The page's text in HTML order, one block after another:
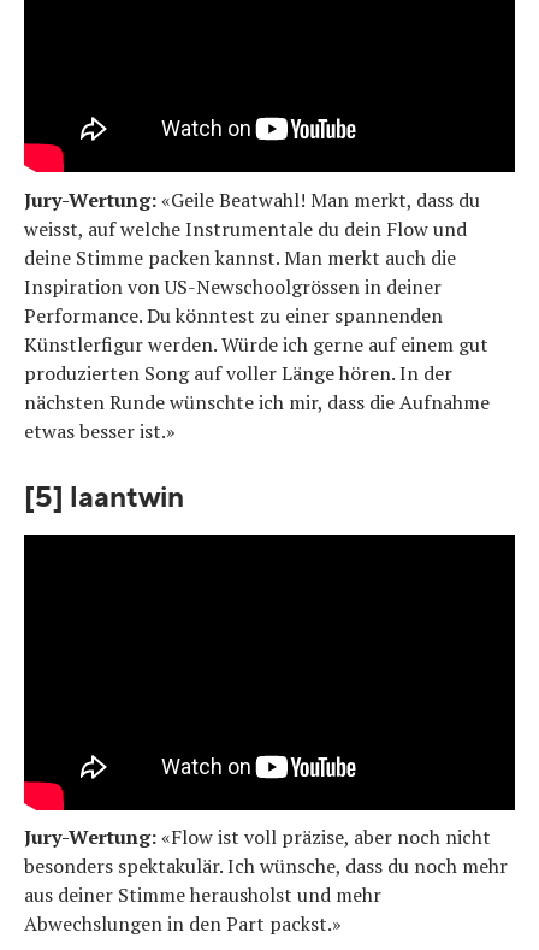
Jury-Wertung:«Geile Beatwahl! Man merkt, dass du
weisst, auf welche Instrumentale du dein Flow und
deine Stimme packen kannst. Man merkt auch die
Inspiration von US-Newschoolgrössen in deiner
Performance. Du könntest zu einer spannenden
Künstlerfigur werden. Würde ich gerne auf einem gut
produzierten Song auf voller Länge hören. In der
nächsten Runde wünschte ich mir, dass die Aufnahme
etwas besser ist.»
[5] laantwin
Jury-Wertung:«Flow ist voll präzise, aber noch nicht
besonders spektakulär. Ich wünsche, dass du noch mehr
aus deiner Stimme herausholst und mehr
Abwechslungen in den Part packst.»